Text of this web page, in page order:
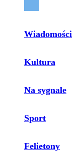
Wiadomości
Kultura
Na sygnale
Sport
Felietony